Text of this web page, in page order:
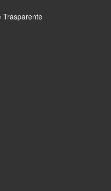
Trasparente